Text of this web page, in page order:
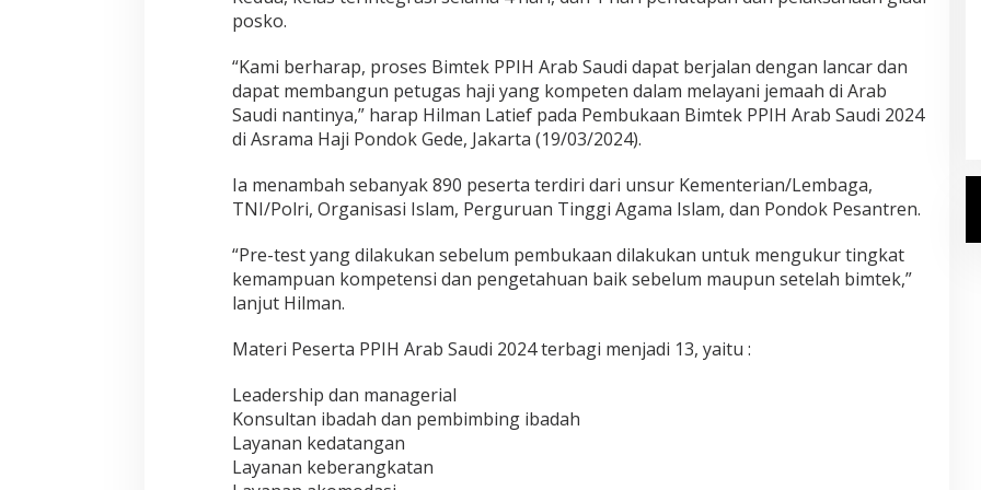
k
G
e
d
e
posko.
“Kami berharap, proses Bimtek PPIH Arab Saudi dapat berjalan dengan lancar dan
dapat membangun petugas haji yang kompeten dalam melayani jemaah di Arab
Saudi nantinya,” harap Hilman Latief pada Pembukaan Bimtek PPIH Arab Saudi 2024
di Asrama Haji Pondok Gede, Jakarta (19/03/2024).
Ia menambah sebanyak 890 peserta terdiri dari unsur Kementerian/Lembaga,
TNI/Polri, Organisasi Islam, Perguruan Tinggi Agama Islam, dan Pondok Pesantren.
“Pre-test yang dilakukan sebelum pembukaan dilakukan untuk mengukur tingkat
kemampuan kompetensi dan pengetahuan baik sebelum maupun setelah bimtek,”
lanjut Hilman.
Materi Peserta PPIH Arab Saudi 2024 terbagi menjadi 13, yaitu :
Leadership dan managerial
Konsultan ibadah dan pembimbing ibadah
Layanan kedatangan
Layanan keberangkatan
Kemenhaj Umumkan Daftar
Jemaah Haji 2027
Di Haji | Senin, 20 Juli 2026